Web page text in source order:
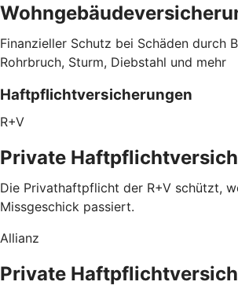
Finanzieller Schutz bei Schäden durch
Rohrbruch, Sturm, Diebstahl und mehr
Haftpflichtversicherungen
R+V
Private
Die Privathaftpflicht der R+V schützt,
Missgeschick passiert.
Allianz
Private